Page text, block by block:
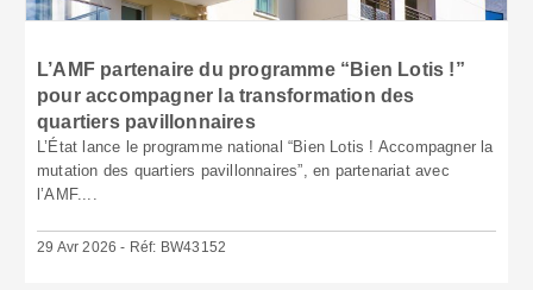
L’AMF partenaire du programme “Bien Lotis !”
pour accompagner la transformation des
quartiers pavillonnaires
L’État lance le programme national “Bien Lotis ! Accompagner la
mutation des quartiers pavillonnaires”, en partenariat avec
l’AMF....
29 Avr 2026 - Réf: BW43152